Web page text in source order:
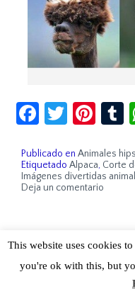
Facebook
Publicado en Animales
Etiquetado Alpaca, Corte
Imágenes divertidas
Deja un comentario
Sobre Cuánto
Cuánto Hipster ©
This website uses cookies
you're ok with this, but